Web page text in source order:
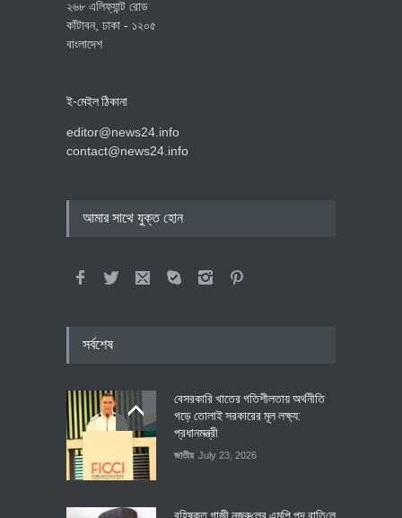
২৬৮ এলিফ্যান্ট রোড
কাঁটাবন, ঢাকা - ১২০৫
বাংলাদেশ
ই-মেইল ঠিকানা
editor@news24.info
contact@news24.info
আমার সাথে যুক্ত হোন
সর্বশেষ
বেসরকারি খাতের গতিশীলতায় অর্থনীতি
গড়ে তোলাই সরকারের মূল লক্ষ্য:
প্রধানমন্ত্রী
জাতীয় July 23, 2026
বহিষ্কৃত গাজী নজরু‌লের এম‌পি পদ বা‌তি‌লে